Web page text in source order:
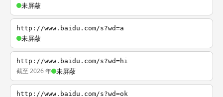
未屏蔽
http://www.baidu.com/s?wd=a
未屏蔽
http://www.baidu.com/s?wd=hi
截至 2026 年 未屏蔽
http://www.baidu.com/s?wd=ok